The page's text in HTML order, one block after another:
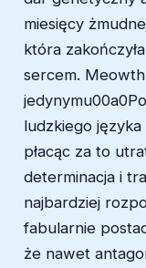
miesięcy
która
sercem.
ludzkiego
płacąc za to
determinacja i
najbardziej
fabularnie
że nawet